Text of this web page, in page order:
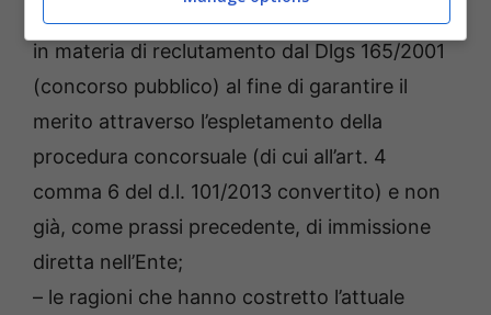
conseguente applicazione di quanto previsto
in materia di reclutamento dal Dlgs 165/2001
(concorso pubblico) al fine di garantire il
merito attraverso l’espletamento della
procedura concorsuale (di cui all’art. 4
comma 6 del d.l. 101/2013 convertito) e non
già, come prassi precedente, di immissione
diretta nell’Ente;
– le ragioni che hanno costretto l’attuale